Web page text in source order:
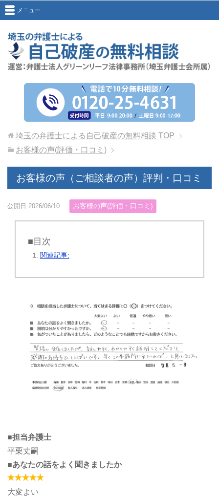
メニュー
埼玉の弁護士による自己破産の無料相談 TOP
お客様の声(評価・口コミ)
お客様の声（ご相談者の声）評判・口コミ
公開日:2026/06/10 お客様の声(評価・口コミ)
■目次
関連記事:
■担当弁護士
平栗丈嗣
■あなたの話をよく聞きましたか
大変よい